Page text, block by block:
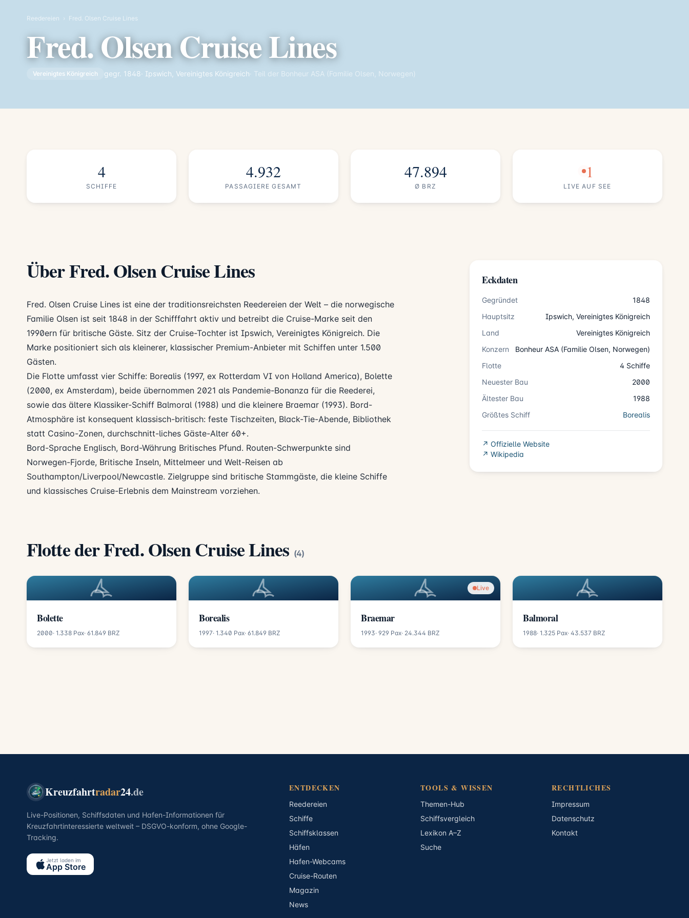
Reedereien › Fred. Olsen Cruise Lines
Fred. Olsen Cruise Lines
Vereinigtes Königreich gegr. 1848· Ipswich, Vereinigtes Königreich· Teil der Bonheur ASA (Familie Olsen, Norwegen)
4
SCHIFFE
4.932
PASSAGIERE GESAMT
47.894
Ø BRZ
1
LIVE AUF SEE
Über Fred. Olsen Cruise Lines
Fred. Olsen Cruise Lines ist eine der traditionsreichsten Reedereien der Welt – die norwegische
Familie Olsen ist seit 1848 in der Schifffahrt aktiv und betreibt die Cruise-Marke seit den
1990ern für britische Gäste. Sitz der Cruise-Tochter ist Ipswich, Vereinigtes Königreich. Die
Marke positioniert sich als kleinerer, klassischer Premium-Anbieter mit Schiffen unter 1.500
Gästen.
Die Flotte umfasst vier Schiffe: Borealis (1997, ex Rotterdam VI von Holland America), Bolette
(2000, ex Amsterdam), beide übernommen 2021 als Pandemie-Bonanza für die Reederei,
sowie das ältere Klassiker-Schiff Balmoral (1988) und die kleinere Braemar (1993). Bord-
Atmosphäre ist konsequent klassisch-britisch: feste Tischzeiten, Black-Tie-Abende, Bibliothek
statt Casino-Zonen, durchschnitt-liches Gäste-Alter 60+.
Bord-Sprache Englisch, Bord-Währung Britisches Pfund. Routen-Schwerpunkte sind
Norwegen-Fjorde, Britische Inseln, Mittelmeer und Welt-Reisen ab
Southampton/Liverpool/Newcastle. Zielgruppe sind britische Stammgäste, die kleine Schiffe
und klassisches Cruise-Erlebnis dem Mainstream vorziehen.
Eckdaten
Gegründet
1848
Hauptsitz
Ipswich, Vereinigtes Königreich
Land
Vereinigtes Königreich
Konzern
Bonheur ASA (Familie Olsen, Norwegen)
Flotte
4 Schiffe
Neuester Bau
2000
Ältester Bau
1988
Größtes Schiff
Borealis
↗ Offizielle Website
↗ Wikipedia
Flotte der Fred. Olsen Cruise Lines (4)
Bolette
2000· 1.338 Pax· 61.849 BRZ
Borealis
1997· 1.340 Pax· 61.849 BRZ
Live
Braemar
1993· 929 Pax· 24.344 BRZ
Balmoral
1988· 1.325 Pax· 43.537 BRZ
Kreuzfahrtradar24.de
Live-Positionen, Schiffsdaten und Hafen-Informationen für
Kreuzfahrtinteressierte weltweit – DSGVO-konform, ohne Google-
Tracking.
Jetzt laden im
App Store
ENTDECKEN
Reedereien
Schiffe
Schiffsklassen
Häfen
Hafen-Webcams
Cruise-Routen
Magazin
News
TOOLS & WISSEN
Themen-Hub
Schiffsvergleich
Lexikon A–Z
Suche
RECHTLICHES
Impressum
Datenschutz
Kontakt